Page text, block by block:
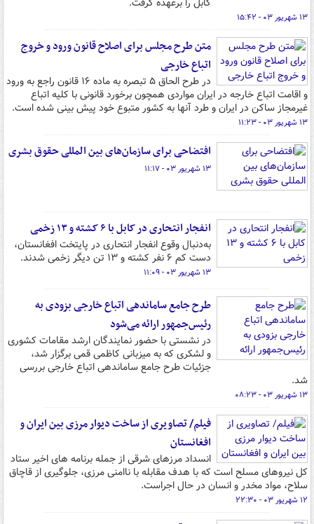
۱۳ شهریور ۰۳ - ۱۵:۴۲
متن طرح مجلس برای اصلاح قانون ورود و خروج
اتباع خارجی
در طرح الحاق ۵ تبصره به ماده ۱۶ قانون راجع به ورود
و اقامت اتباع خارجه در ایران مواردی همچون برخورد قانونی با کلیه اتباع
غیرمجاز ساکن در ایران و طرد آنها به کشور متبوع خود پیش بینی شده است.
۱۳ شهریور ۰۳ - ۱۱:۲۳
افتضاحی برای سازمان‌های بین المللی حقوق بشری
۱۳ شهریور ۰۳ - ۱۱:۱۷
انفجار انتحاری در کابل با ۶ کشته و ۱۳ زخمی
به‌دنبال وقوع انفجار انتحاری در پایتخت افغانستان،
دست کم ۶ نفر کشته و ۱۳ تن دیگر زخمی شدند.
۱۳ شهریور ۰۳ - ۱۱:۰۹
طرح جامع ساماندهی اتباع خارجی بزودی به
رئیس‌جمهور ارائه می‌شود
در نشستی با حضور نمایندگان ارشد مقامات کشوری
و لشکری که به میزبانی کاظمی قمی برگزار شد،
جزئیات طرح جامع ساماندهی اتباع خارجی بررسی
شد.
۱۳ شهریور ۰۳ - ۰۸:۲۳
فیلم/ تصاویری از ساخت دیوار مرزی بین ایران و
افغانستان
انسداد مرزهای شرقی از جمله برنامه های اخیر ستاد
کل نیروهای مسلح است که با هدف مقابله با ناامنی مرزی، جلوگیری از قاچاق
سلاح، مواد مخدر و انسان در حال اجراست.
۱۲ شهریور ۰۳ - ۲۲:۳۰